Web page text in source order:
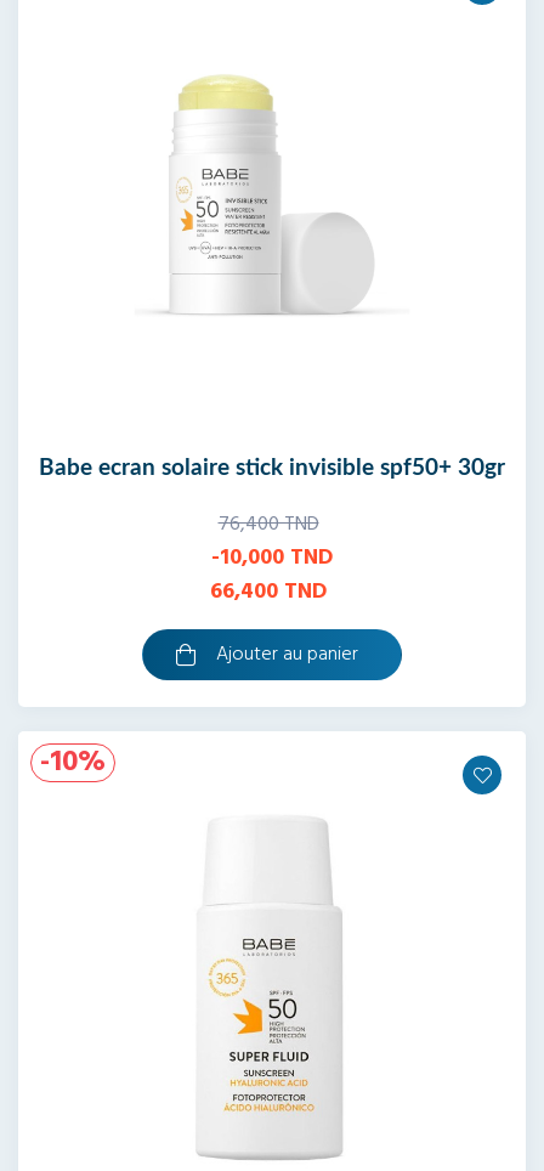
bioderma photoderm brume invisible spf50+
74,300 TND
66,870 TND
Ajouter au panier
-14% Nouveau